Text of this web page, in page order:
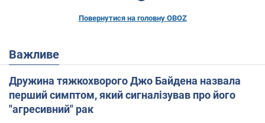
Повернутися на головну OBOZ
Важливе
Дружина тяжкохворого Джо Байдена назвала
перший симптом, який сигналізував про його
"агресивний" рак